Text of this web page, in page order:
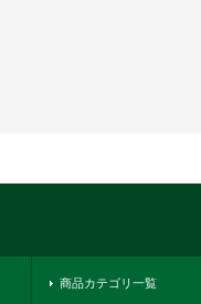
商品カテゴリ一覧